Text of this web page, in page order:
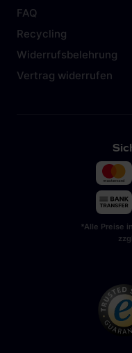
FAQ
Recycling
Widerrufsbelehrung
Vertrag widerrufen
*Alle Preise